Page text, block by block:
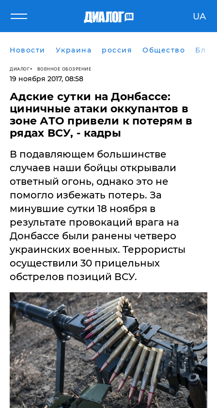
UA
Новости Украина россия Общество
ДИАЛОГ ВОЕННОЕ ОБОЗРЕНИЕ
19 ноября 2017, 08:58
Адские сутки на Донбассе:
циничные атаки оккупантов в
зоне АТО привели к потерям в
рядах ВСУ, - кадры
В подавляющем большинстве
случаев наши бойцы открывали
ответный огонь, однако это не
помогло избежать потерь. За
минувшие сутки 18 ноября в
результате провокаций врага на
Донбассе были ранены четверо
украинских военных. Террористы
осуществили 30 прицельных
обстрелов позиций ВСУ.